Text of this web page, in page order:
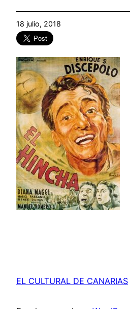
18 julio, 2018
EL CULTURAL DE CANARIAS